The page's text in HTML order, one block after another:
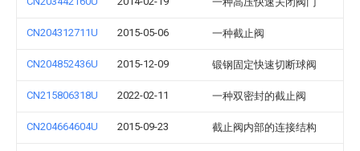
CN204312711U 2015-05-06 一种截止阀
CN204852436U 2015-12-09 锻钢固定快速切断球阀
CN215806318U 2022-02-11 一种双密封的截止阀
CN204664604U 2015-09-23 截止阀内部的连接结构